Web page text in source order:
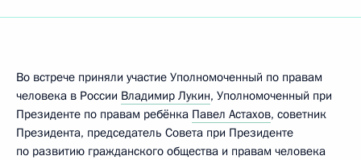
Во встрече приняли участие Уполномоченный по правам
человека в России Владимир Лукин, Уполномоченный при
Президенте по правам ребёнка Павел Астахов, советник
Президента, председатель Совета при Президенте
по развитию гражданского общества и правам человека